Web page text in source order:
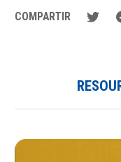
COMPARTIR